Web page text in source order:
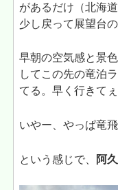
があるだけ（北海
少し戻って展望台
早朝の空気感と景
してこの先の竜泊
てる。早く行きてぇ
いやー、やっぱ竜
という感じで、 阿